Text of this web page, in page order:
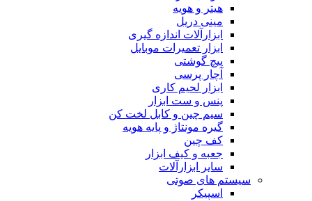
هیتر و هویه
مینی دریل
ابزارآلات اندازه گیری
ابزار تعمیرات موبایل
پیچ گوشتی
آچار پرسی
ابزار لحیم کاری
پنس و ست ابزار
سیم چین و کابل لخت کن
گیره مونتاژ و پایه هویه
کف چین
جعبه و کیف ابزار
سایر ابزارآلات
سیستم های صوتی
اسپیکر